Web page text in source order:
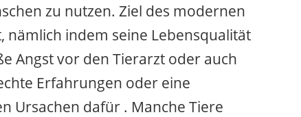
zu nutzen. Ziel des modernen
nämlich indem seine Lebensqualität
Angst vor den Tierarzt oder auch
Erfahrungen oder eine
Ursachen dafür . Manche Tiere